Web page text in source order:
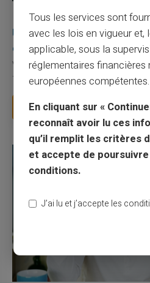
03/08/2026 Veritas
Une carte bancaire
existe ?
Vous avez tapé cette recherche
facture 50 € par an pour une carte
Lire la suite
Tous les services sont
avec les lois en vigueur et,
applicable, sous la
réglementaires financières
européennes compétentes.
En cliquant sur «
reconnaît avoir lu ces
qu’il remplit les critères
et accepte de
conditions.
J’ai lu et j’accepte les